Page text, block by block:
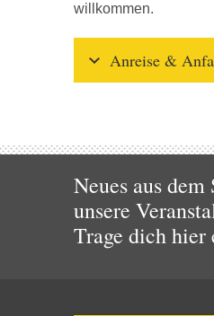
willkommen.
Anreise &
Neues aus
unsere
Trage dich hier